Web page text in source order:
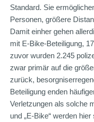
Standard. Sie
Personen, größere
Damit einher gehen
mit E-Bike-Beteiligung,
zuvor wurden 2.245
zwar primär auf die
zurück,
Beteiligung enden
Verletzungen als solche
und „E-Bike“ werden